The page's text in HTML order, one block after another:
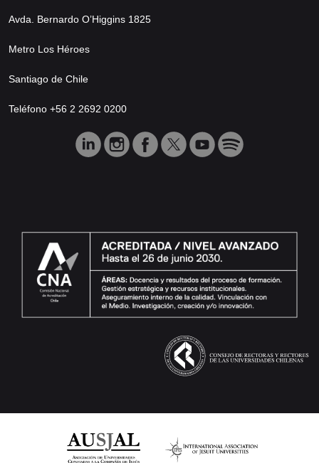
Avda. Bernardo O’Higgins 1825
Metro Los Héroes
Santiago de Chile
Teléfono +56 2 2692 0200